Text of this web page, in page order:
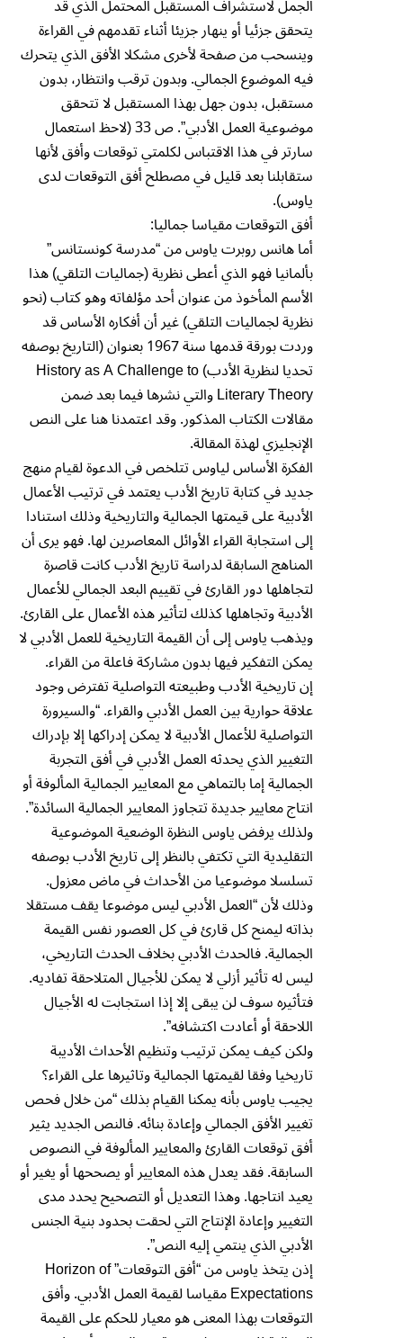
يتحقق جزئيا أو ينهار جزيئا أثناء تقدمهم في القراءة
وينسحب من صفحة لأخرى مشكلا الأفق الذي يتحرك
فيه الموضوع الجمالي. وبدون ترقب وانتظار، بدون
مستقبل، بدون جهل بهذا المستقبل لا تتحقق
موضوعية العمل الأدبي”. ص 33 (لاحظ استعمال
سارتر في هذا الاقتباس لكلمتي توقعات وأفق لأنها
ستقابلنا بعد قليل في مصطلح أفق التوقعات لدى
ياوس).
أفق التوقعات مقياسا جماليا:
أما هانس روبرت ياوس من “مدرسة كونستانس”
بألمانيا فهو الذي أعطى نظرية (جماليات التلقي) هذا
الأسم المأخوذ من عنوان أحد مؤلفاته وهو كتاب (نحو
نظرية لجماليات التلقي) غير أن أفكاره الأساس قد
وردت بورقة قدمها سنة 1967 بعنوان (التاريخ بوصفه
تحديا لنظرية الأدب) History as A Challenge to
Literary Theory والتي نشرها فيما بعد ضمن
مقالات الكتاب المذكور. وقد اعتمدنا هنا على النص
الإنجليزي لهذة المقالة.
الفكرة الأساس لياوس تتلخص في الدعوة لقيام منهج
جديد في كتابة تاريخ الأدب يعتمد في ترتيب الأعمال
الأدبية على قيمتها الجمالية والتاريخية وذلك استنادا
إلى استجابة القراء الأوائل المعاصرين لها. فهو يرى أن
المناهج السابقة لدراسة تاريخ الأدب كانت قاصرة
لتجاهلها دور القارئ في تقييم البعد الجمالي للأعمال
الأدبية وتجاهلها كذلك لتأثير هذه الأعمال على القارئ.
ويذهب ياوس إلى أن القيمة التاريخية للعمل الأدبي لا
يمكن التفكير فيها بدون مشاركة فاعلة من القراء.
إن تاريخية الأدب وطبيعته التواصلية تفترض وجود
علاقة حوارية بين العمل الأدبي والقراء. “والسيرورة
التواصلية للأعمال الأدبية لا يمكن إدراكها إلا بإدراك
التغيير الذي يحدثه العمل الأدبي في أفق التجربة
الجمالية إما بالتماهي مع المعايير الجمالية المألوفة أو
انتاج معايير جديدة تتجاوز المعايير الجمالية السائدة”.
ولذلك يرفض ياوس النظرة الوضعية الموضوعية
التقليدية التي تكتفي بالنظر إلى تاريخ الأدب بوصفه
تسلسلا موضوعيا من الأحداث في ماض معزول.
وذلك لأن “العمل الأدبي ليس موضوعا يقف مستقلا
بذاته ليمنح كل قارئ في كل العصور نفس القيمة
الجمالية. فالحدث الأدبي بخلاف الحدث التاريخي،
ليس له تأثير أزلي لا يمكن للأجيال المتلاحقة تفاديه.
فتأثيره سوف لن يبقى إلا إذا استجابت له الأجيال
اللاحقة أو أعادت اكتشافه”.
ولكن كيف يمكن ترتيب وتنظيم الأحداث الأديبة
تاريخيا وفقا لقيمتها الجمالية وتاثيرها على القراء؟
يجيب ياوس بأنه يمكنا القيام بذلك “من خلال فحص
تغيير الأفق الجمالي وإعادة بنائه. فالنص الجديد يثير
أفق توقعات القارئ والمعايير المألوفة في النصوص
السابقة. فقد يعدل هذه المعايير أو يصححها أو يغير أو
يعيد انتاجها. وهذا التعديل أو التصحيح يحدد مدى
التغيير وإعادة الإنتاج التي لحقت بحدود بنية الجنس
الأدبي الذي ينتمي إليه النص”.
إذن يتخذ ياوس من “أفق التوقعات” Horizon of
Expectations مقياسا لقيمة العمل الأدبي. وأفق
التوقعات بهذا المعنى هو معيار للحكم على القيمة